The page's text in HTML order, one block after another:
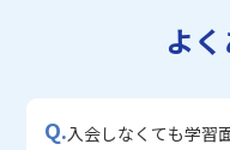
・宿題サポートコース
・学習習慣定着コース
よ
Q.入会しなくても学習